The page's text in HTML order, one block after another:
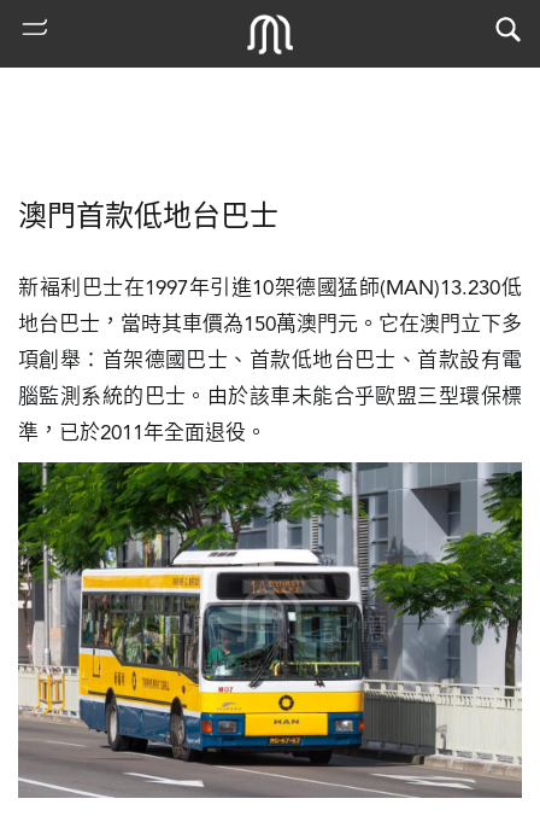
門
索
古
地
圖
媽
閣
寺
廟
巴
澳門首款低地台巴士
新褔利巴士在1997年引進10架德國猛師(MAN)13.230低
地台巴士，當時其車價為150萬澳門元。它在澳門立下多
項創舉：首架德國巴士、首款低地台巴士、首款設有電
腦監測系統的巴士。由於該車未能合乎歐盟三型環保標
準，已於2011年全面退役。